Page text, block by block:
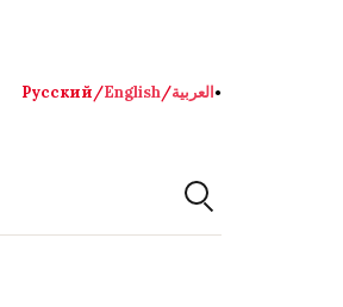
Русский/English/العربية●